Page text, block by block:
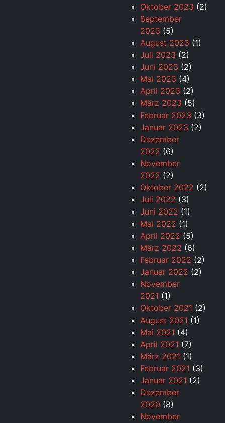
Oktober 2023 (2)
September
2023 (5)
August 2023 (1)
Juli 2023 (2)
Juni 2023 (2)
Mai 2023 (4)
April 2023 (2)
März 2023 (5)
Februar 2023 (3)
Januar 2023 (2)
Dezember
2022 (6)
November
2022 (2)
Oktober 2022 (2)
Juli 2022 (3)
Juni 2022 (1)
Mai 2022 (1)
April 2022 (5)
März 2022 (6)
Februar 2022 (2)
Januar 2022 (2)
November
2021 (1)
Oktober 2021 (2)
August 2021 (1)
Mai 2021 (4)
April 2021 (7)
März 2021 (1)
Februar 2021 (3)
Januar 2021 (2)
Dezember
2020 (8)
November